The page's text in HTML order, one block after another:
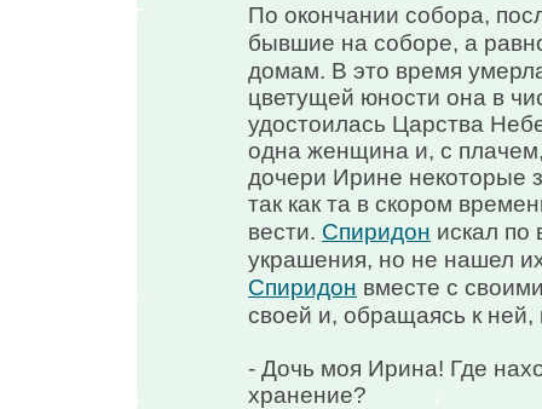
По окончании собора,
бывшие на соборе, а
домам. В это время
цветущей юности она в
удостоилась Царства
одна женщина и, с
дочери Ирине некоторые
так как та в скором
вести. Спиридон искал по
украшения, но не нашел
Спиридон вместе с
своей и, обращаясь к ней,
- Дочь моя Ирина! Где
хранение?